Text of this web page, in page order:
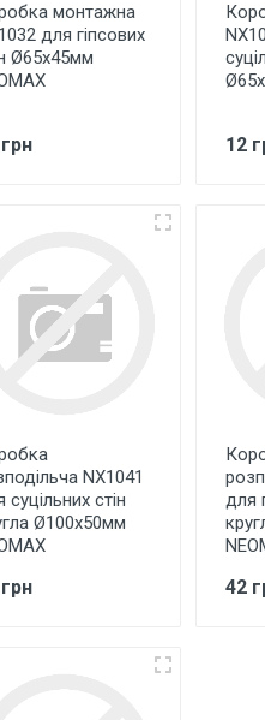
монтажна
для гіпсових
Ø65х45мм
12
NX1041
суцільних стін
Ø100х50мм
для
42